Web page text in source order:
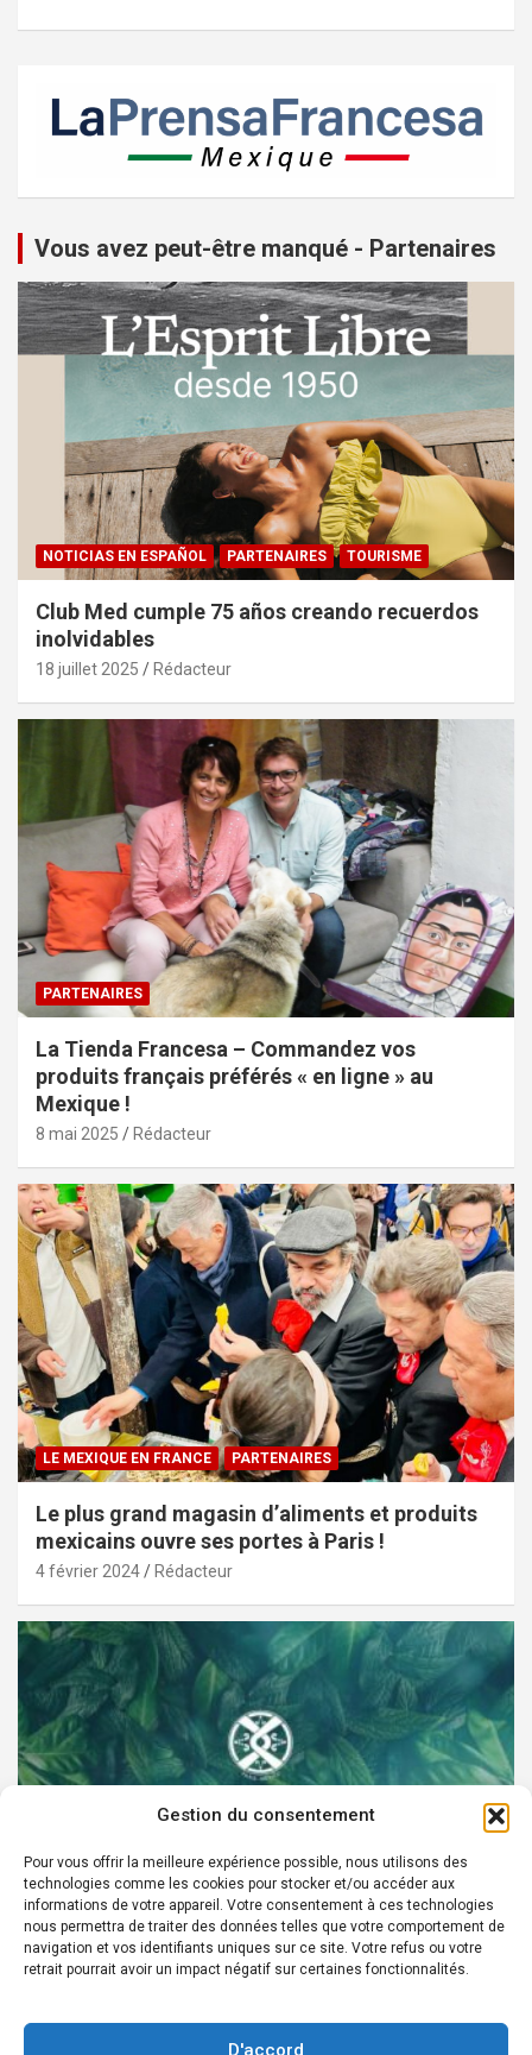
Gestion du consentement
Pour vous offrir la meilleure expérience possible, nous utilisons des
technologies comme les cookies pour stocker et/ou accéder aux
informations de votre appareil. Votre consentement à ces technologies
nous permettra de traiter des données telles que votre comportement de
navigation et vos identifiants uniques sur ce site. Votre refus ou votre
retrait pourrait avoir un impact négatif sur certaines fonctionnalités.
D'accord
Vous avez peut-être manqué - Partenaires
NOTICIAS EN ESPAÑOL PARTENAIRES TOURISME
Club Med cumple 75 años creando recuerdos
inolvidables
18 juillet 2025 Rédacteur
PARTENAIRES
La Tienda Francesa – Commandez vos
produits français préférés « en ligne » au
Mexique !
8 mai 2025 Rédacteur
LE MEXIQUE EN FRANCE PARTENAIRES
Le plus grand magasin d’aliments et produits
mexicains ouvre ses portes à Paris !
4 février 2024 Rédacteur
PARTENAIRES
Devenez Ambassadeur XOCHI BOTANICALS –
« El espíritu francés con corazón de México! »